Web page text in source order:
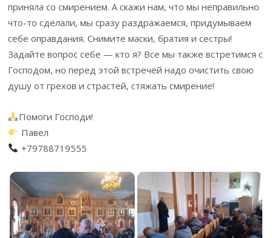
приняла со смирением. А скажи нам, что мы неправильно
что-то сделали, мы сразу раздражаемся, придумываем
себе оправдания. Снимите маски, братия и сестры!
Задайте вопрос себе — кто я? Все мы также встретимся с
Господом, но перед этой встречей надо очистить свою
душу от грехов и страстей, стяжать смирение!
Помоги Господи!
Павел
+79788719555